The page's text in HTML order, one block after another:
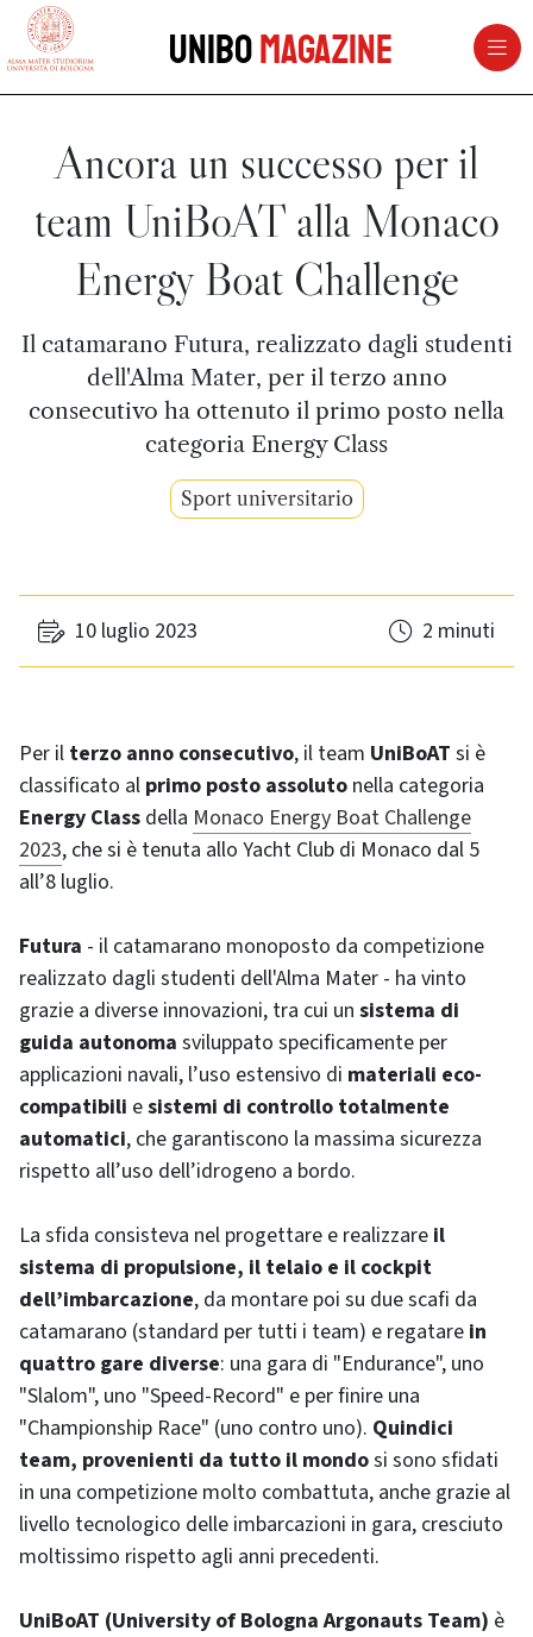
vai al contenuto della pagina
UniboMagazine
Ancora un successo per il
team UniBoAT alla Monaco
Energy Boat Challenge
Il catamarano Futura, realizzato dagli studenti
dell'Alma Mater, per il terzo anno
consecutivo ha ottenuto il primo posto nella
categoria Energy Class
Sport universitario
10 luglio 2023 2 minuti
Per il terzo anno consecutivo, il team UniBoAT si è
classificato al primo posto assoluto nella categoria
Energy Class della Monaco Energy Boat Challenge
2023, che si è tenuta allo Yacht Club di Monaco dal 5
all’8 luglio.
Futura - il catamarano monoposto da competizione
realizzato dagli studenti dell'Alma Mater - ha vinto
grazie a diverse innovazioni, tra cui un sistema di
guida autonoma sviluppato specificamente per
applicazioni navali, l’uso estensivo di materiali eco-
compatibili esistemi di controllo totalmente
automatici, che garantiscono la massima sicurezza
rispetto all’uso dell’idrogeno a bordo.
La sfida consisteva nel progettare e realizzare il
sistema di propulsione, il telaio e il cockpit
dell’imbarcazione, da montare poi su due scafi da
catamarano (standard per tutti i team) e regatare in
quattro gare diverse: una gara di "Endurance", uno
"Slalom", uno "Speed-Record" e per finire una
"Championship Race" (uno contro uno). Quindici
team, provenienti da tutto il mondosi sono sfidati
in una competizione molto combattuta, anche grazie al
livello tecnologico delle imbarcazioni in gara, cresciuto
moltissimo rispetto agli anni precedenti.
UniBoAT (University of Bologna Argonauts Team) è